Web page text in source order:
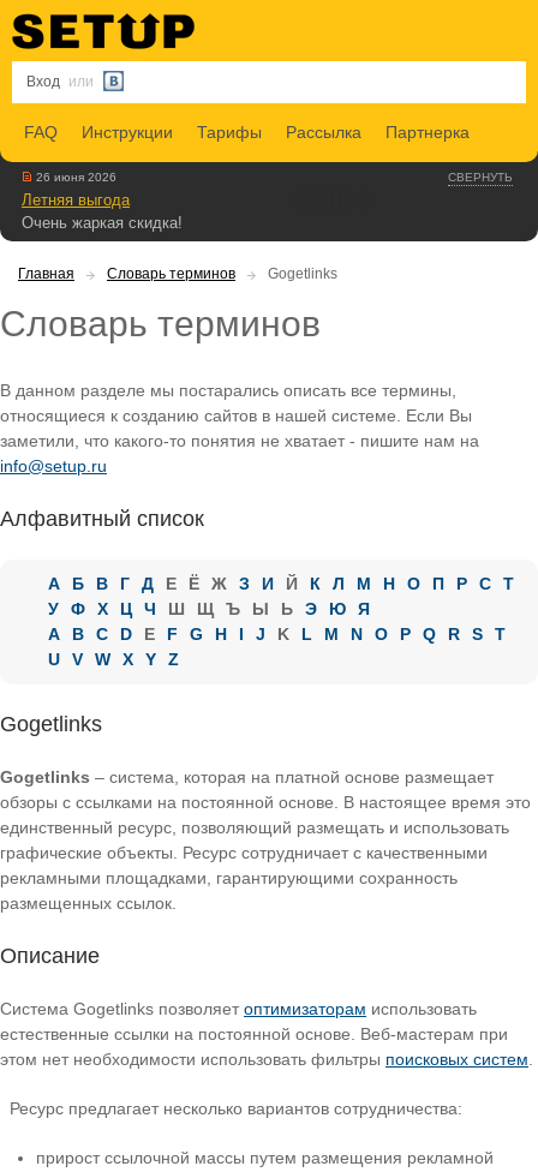
Вход или
FAQ Инструкции Тарифы Рассылка Партнерка
СВЕРНУТЬ
26 июня 2026
Летняя выгода
Очень жаркая скидка!
Главная Словарь терминов Gogetlinks
Словарь терминов
В данном разделе мы постарались описать все термины,
относящиеся к созданию сайтов в нашей системе. Если Вы
заметили, что какого-то понятия не хватает - пишите нам на
info@setup.ru
Алфавитный список
А Б В Г Д Е Ё Ж З И Й К Л М Н О П Р С
Т
У
Ф Х Ц Ч Ш Щ Ъ Ы Ь Э Ю
Я
A
B C D E F G H I J K L M N O P Q R S
T
U
V W X Y Z
Gogetlinks
Gogetlinks – система, которая на платной основе размещает
обзоры с ссылками на постоянной основе. В настоящее время это
единственный ресурс, позволяющий размещать и использовать
графические объекты. Ресурс сотрудничает с качественными
рекламными площадками, гарантирующими сохранность
размещенных ссылок.
Описание
Система Gogetlinks позволяетоптимизаторам использовать
естественные ссылки на постоянной основе. Веб-мастерам при
этом нет необходимости использовать фильтры поисковых систем.
Ресурс предлагает несколько вариантов сотрудничества:
прирост ссылочной массы путем размещения рекламной